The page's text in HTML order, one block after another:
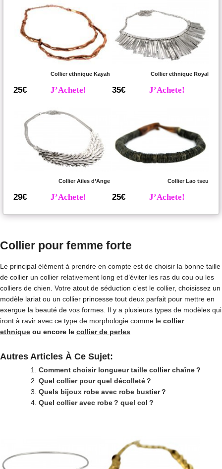
Collier ethnique Kayah
25€ J’Achete!
Collier ethnique Royal
35€ J’Achete!
Collier Ailes d’Ange
29€ J’Achete!
Collier Lao tseu
25€ J’Achete!
Collier pour femme forte
Le principal élément à prendre en compte est de choisir la bonne taille
de collier un collier relativement long et d’éviter les ras du cou ou les
colliers de chien. Votre atout de séduction c’est le collier, choisissez un
modèle lariat ou un collier princesse tout deux parfait pour mettre en
exergue la beauté de vos formes. Il y a plusieurs types de modèles qui
iront à ravir avec ce type de morphologie comme le collier
ethnique ou encore le collier de perles
Autres Articles À Ce Sujet:
Comment choisir longueur taille collier chaîne ?
Quel collier pour quel décolleté ?
Quels bijoux robe avec robe bustier ?
Quel collier avec robe ? quel col ?